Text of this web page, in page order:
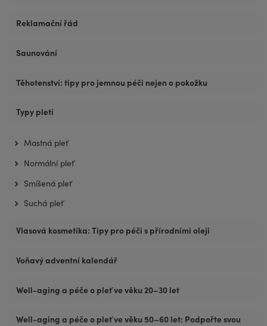
Reklamační řád
Saunování
Těhotenství: tipy pro jemnou péči nejen o pokožku
Typy pleti
Mastná pleť
Normální pleť
Smíšená pleť
Suchá pleť
Vlasová kosmetika: Tipy pro péči s přírodními oleji
Voňavý adventní kalendář
Well-aging a péče o pleť ve věku 20–30 let
Well-aging a péče o pleť ve věku 50–60 let: Podpořte svou